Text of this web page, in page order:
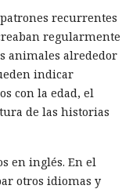
recurrentes
regularmente
animales alrededor
indicar
con la edad, el
de las historias
en inglés. En el
otros idiomas y